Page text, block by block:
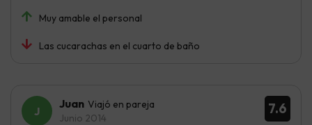
Muy amable el personal
Las cucarachas en el cuarto de baño
7.6
Juan Viajó en pareja
Junio 2014